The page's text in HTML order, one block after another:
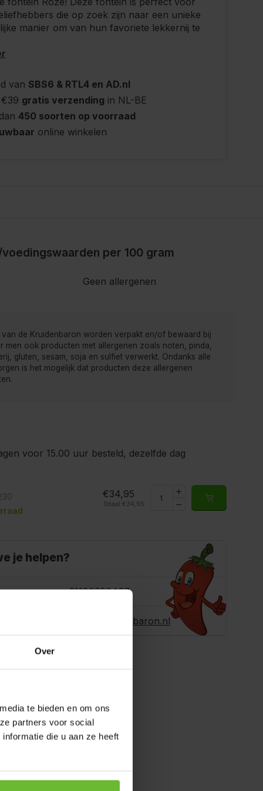
Over
te bieden en om ons
partners voor social
die u aan ze heeft
die op zoek zijn naar een unieke
manier om van hun favoriete lekkernij te
van SBS6 & RTL4 en AD.nl
gratis verzending in NL-BE
450 soorten op voorraad
online winkelen
per 100 gram
Geen allergenen
de Kruidenbaron worden verpakt en/of bewaard bij
men ook producten met allergenen zoals noten, pinda,
gluten, sesam, soja en sulfiet verwerkt. Ondanks alle
is het mogelijk dat producten deze allergenen
voor 15.00 uur besteld, dezelfde dag
€34,95
Totaal: €34,95
je helpen?
+31180396467
info@dekruidenbaron.nl